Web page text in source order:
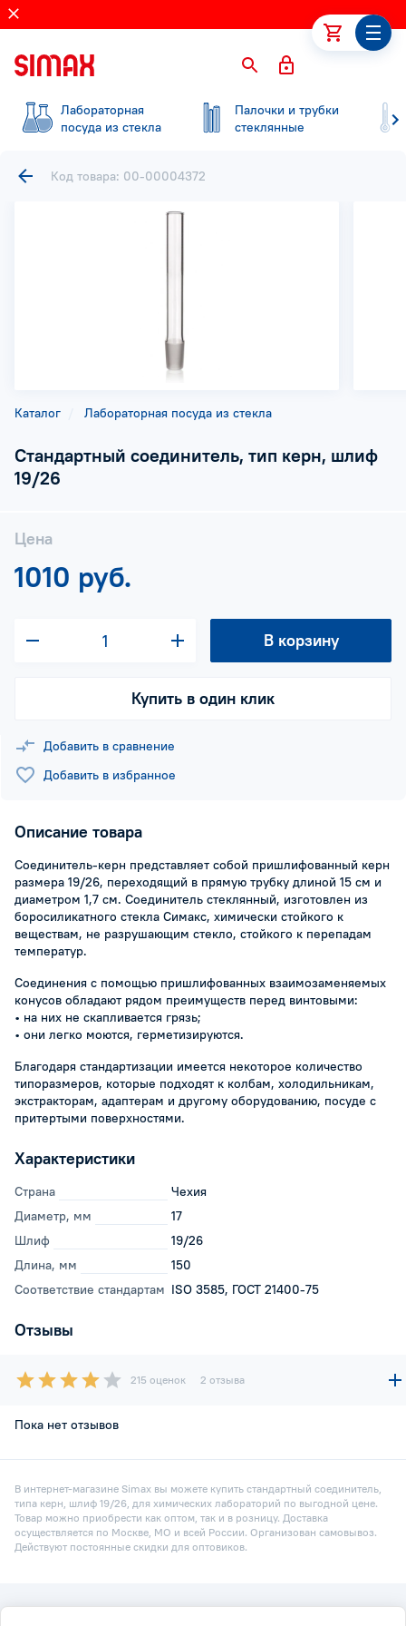
Лабораторная
посуда из стекла
Палочки и трубки
стеклянные
Каталог Лабораторная посуда из стекла
Стандартный соединитель, тип керн, шлиф
19/26
Цена
1010 руб.
В корзину
Купить в один клик
Добавить в сравнение
Добавить в избранное
Описание товара
Соединитель-керн представляет собой пришлифованный керн
размера 19/26, переходящий в прямую трубку длиной 15 см и
диаметром 1,7 см. Соединитель стеклянный, изготовлен из
боросиликатного стекла Симакс, химически стойкого к
веществам, не разрушающим стекло, стойкого к перепадам
температур.
Соединения с помощью пришлифованных взаимозаменяемых
конусов обладают рядом преимуществ перед винтовыми:
• на них не скапливается грязь;
• они легко моются, герметизируются.
Благодаря стандартизации имеется некоторое количество
типоразмеров, которые подходят к колбам, холодильникам,
экстракторам, адаптерам и другому оборудованию, посуде с
притертыми поверхностями.
Характеристики
Страна
Чехия
Диаметр, мм
17
Шлиф
19/26
Длина, мм
150
Соответствие стандартам ISO 3585, ГОСТ 21400-75
Отзывы
215 оценок 2 отзыва
Пока нет отзывов
Код товара: 00-00004372
В интернет-магазине Simax вы можете купить стандартный соединитель,
типа керн, шлиф 19/26, для химических лабораторий по выгодной цене.
Товар можно приобрести как оптом, так и в розницу. Доставка
осуществляется по Москве, МО и всей России. Организован самовывоз.
Действуют постоянные скидки для оптовиков.